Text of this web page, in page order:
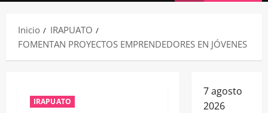
Inicio
IRAPUATO
FOMENTAN PROYECTOS EMPRENDEDORES EN JÓVENES
IRAPUATO
7 agosto
2026